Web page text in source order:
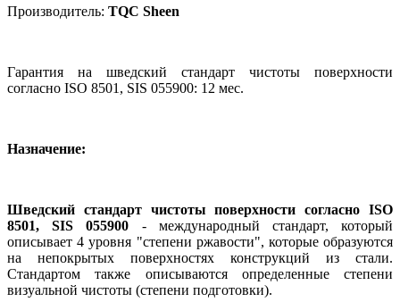
Производитель: TQC Sheen
Гарантия на шведский стандарт чистоты поверхности
согласно ISO 8501, SIS 055900: 12 мес.
Назначение:
Шведский стандарт чистоты поверхности согласно ISO
8501, SIS 055900 - международный стандарт, который
описывает 4 уровня "степени ржавости", которые образуются
на непокрытых поверхностях конструкций из стали.
Стандартом также описываются определенные степени
визуальной чистоты (степени подготовки).